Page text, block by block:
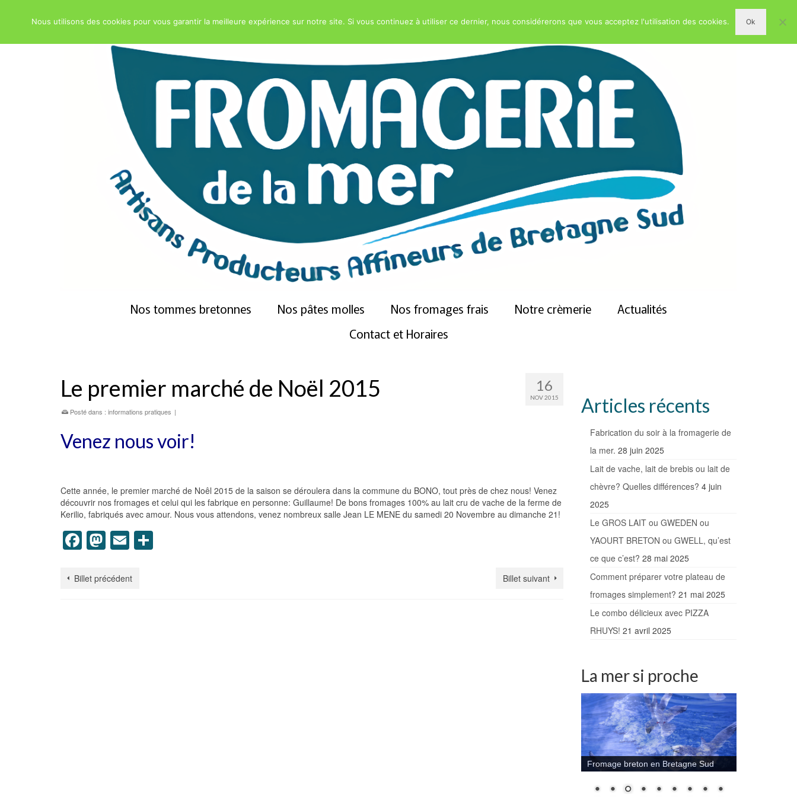
Nos tommes bretonnes Nos pâtes molles Nos fromages frais Notre crèmerie
Actualités
Contact et Horaires
16
NOV 2015
Le premier marché de Noël 2015
Posté dans : informations pratiques |
Venez nous voir!
Cette année, le premier marché de Noêl 2015 de la saison se déroulera dans la commune du BONO, tout près de chez nous! Venez
découvrir nos fromages et celui qui les fabrique en personne: Guillaume! De bons fromages 100% au lait cru de vache de la ferme de
Kerilio, fabriqués avec amour. Nous vous attendons, venez nombreux salle Jean LE MENE du samedi 20 Novembre au dimanche 21!
Facebook
Mastodon
Email
Billet précédent Billet suivant
Articles récents
Fabrication du soir à la fromagerie de
la mer. 28 juin 2025
Lait de vache, lait de brebis ou lait de
chèvre? Quelles différences? 4 juin
2025
Le GROS LAIT ou GWEDEN ou
YAOURT BRETON ou GWELL, qu’est
ce que c’est? 28 mai 2025
Comment préparer votre plateau de
fromages simplement? 21 mai 2025
Le combo délicieux avec PIZZA
RHUYS! 21 avril 2025
La mer si proche
Fromage breton en Bretagne Sud
Nous utilisons des cookies pour vous garantir la meilleure expérience sur notre site. Si vous continuez à utiliser ce dernier, nous considérerons que vous acceptez l'utilisation des cookies. Ok